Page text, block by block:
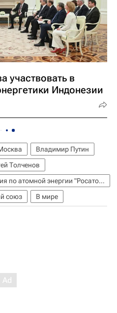
участвовать в
Индонезии
Владимир Путин
Толченов
Государственная корпорация по атомной энергии "Росатом"
союз
В мире